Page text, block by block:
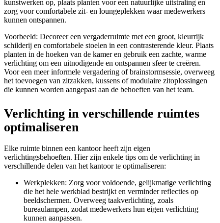
kunstwerken op, plaats planten voor een natuurlijke uitstraling en
zorg voor comfortabele zit- en loungeplekken waar medewerkers
kunnen ontspannen.
Voorbeeld: Decoreer een vergaderruimte met een groot, kleurrijk
schilderij en comfortabele stoelen in een contrasterende kleur. Plaats
planten in de hoeken van de kamer en gebruik een zachte, warme
verlichting om een uitnodigende en ontspannen sfeer te creëren.
Voor een meer informele vergadering of brainstormsessie, overweeg
het toevoegen van zitzakken, kussens of modulaire zitoplossingen
die kunnen worden aangepast aan de behoeften van het team.
Verlichting in verschillende ruimtes
optimaliseren
Elke ruimte binnen een kantoor heeft zijn eigen
verlichtingsbehoeften. Hier zijn enkele tips om de verlichting in
verschillende delen van het kantoor te optimaliseren:
Werkplekken: Zorg voor voldoende, gelijkmatige verlichting
die het hele werkblad bestrijkt en verminder reflecties op
beeldschermen. Overweeg taakverlichting, zoals
bureaulampen, zodat medewerkers hun eigen verlichting
kunnen aanpassen.